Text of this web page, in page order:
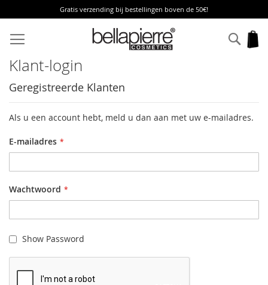
Gratis verzending bij bestellingen boven de 50€!
naar
de
inhoud
Zoek
Klant-login
Geregistreerde Klanten
Als u een account hebt, meld u dan aan met uw e-mailadres.
E-mailadres
Wachtwoord
Show Password